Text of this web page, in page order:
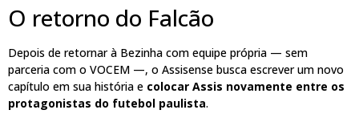
O retorno do Falcão
Depois de retornar à Bezinha com equipe própria — sem
parceria com o VOCEM —, o Assisense busca escrever um novo
capítulo em sua história e colocar Assis novamente entre os
protagonistas do futebol paulista.